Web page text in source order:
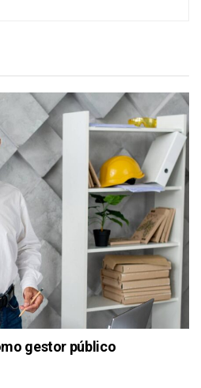
gestor público